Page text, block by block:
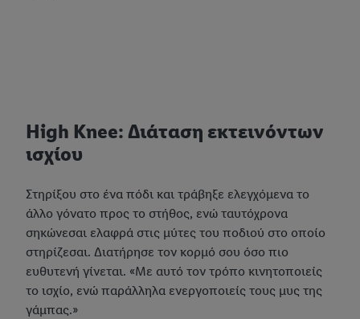
High Knee: Διάταση εκτεινόντων
ισχίου
Στηρίξου στο ένα πόδι και τράβηξε ελεγχόμενα το
άλλο γόνατο προς το στήθος, ενώ ταυτόχρονα
σηκώνεσαι ελαφρά στις μύτες του ποδιού στο οποίο
στηρίζεσαι. Διατήρησε τον κορμό σου όσο πιο
ευθυτενή γίνεται. «Με αυτό τον τρόπο κινητοποιείς
το ισχίο, ενώ παράλληλα ενεργοποιείς τους μυς της
γάμπας.»